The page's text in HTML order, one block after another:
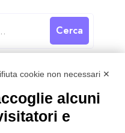
Cerca
cookie non necessari ✕
alcuni
e